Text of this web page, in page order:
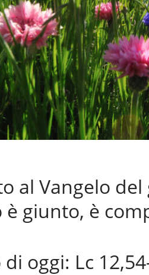
al Vangelo
è giunto, è
oggi: Lc